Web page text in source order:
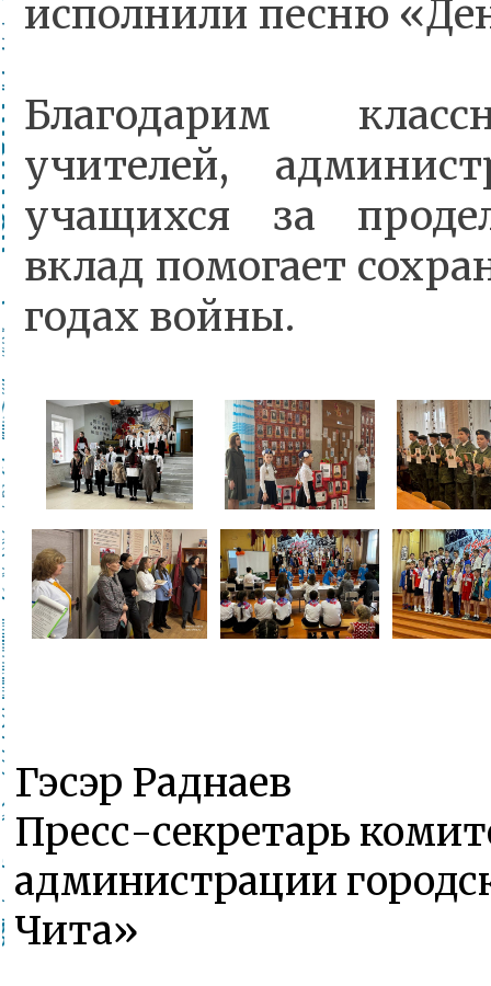
исполнили песню
Благодарим
учителей,
учащихся за
вклад помогает
годах войны.
Гэсэр Раднаев
Пресс-секретарь
администрации
Чита»